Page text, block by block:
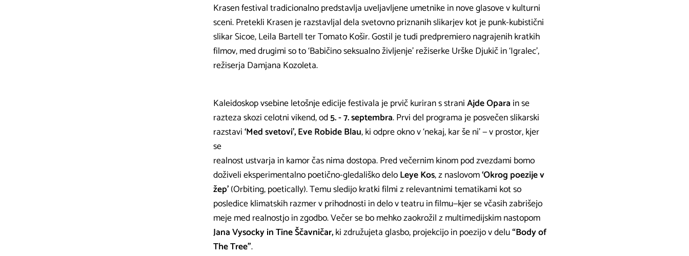
Krasen festival tradicionalno predstavlja uveljavljene umetnike in nove glasove v kulturni
sceni. Pretekli Krasen je razstavljal dela svetovno priznanih slikarjev kot je punk-kubistični
slikar Sicoe, Leila Bartell ter Tomato Košir. Gostil je tudi predpremiero nagrajenih kratkih
filmov, med drugimi so to ‘Babičino seksualno življenje’ režiserke Urške Djukič in ‘Igralec’,
režiserja Damjana Kozoleta.
Kaleidoskop vsebine letošnje edicije festivala je prvič kuriran s straniAjde Opara in se
razteza skozi celotni vikend, od5. - 7. septembra. Prvi del programa je posvečen slikarski
razstavi‘Med svetovi’, Eve Robide Blau, ki odpre okno v ‘nekaj, kar še ni’ — v prostor, kjer
se
realnost ustvarja in kamor čas nima dostopa. Pred večernim kinom pod zvezdami bomo
doživeli eksperimentalno poetično-gledališko deloLeye Kos, z naslovom‘Okrog poezije v
žep’(Orbiting, poetically). Temu sledijo kratki filmi z relevantnimi tematikami kot so
posledice klimatskih razmer v prihodnosti in delo v teatru in filmu—kjer se včasih zabrišejo
meje med realnostjo in zgodbo. Večer se bo mehko zaokrožil z multimedijskim nastopom
Jana Vysocky in Tine Ščavničar,ki združujeta glasbo, projekcijo in poezijo v delu“Body of
The Tree”.